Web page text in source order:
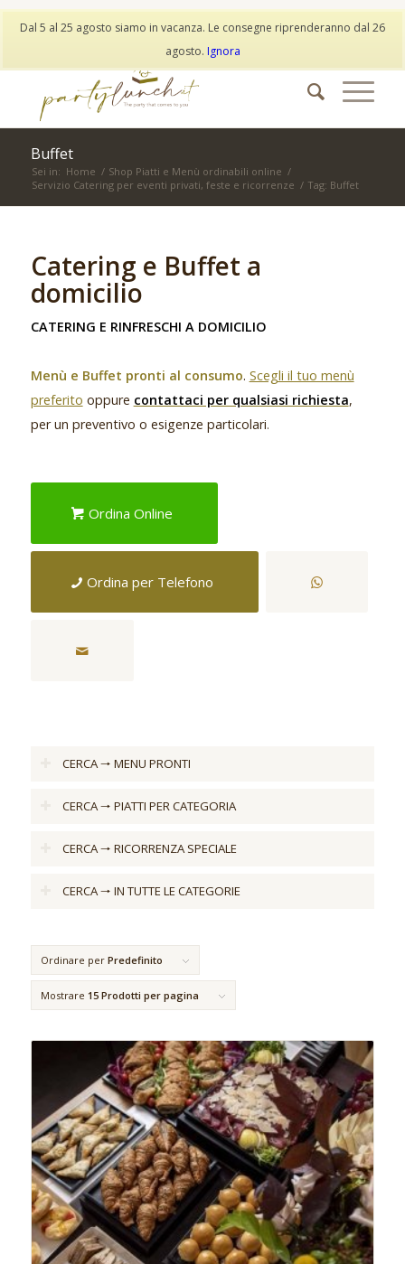
My Account
Wishlist
Buffet
Sei in: Home / Shop Piatti e Menù ordinabili online /
Servizio Catering per eventi privati, feste e ricorrenze / Tag: Buffet
Catering e Buffet a
domicilio
CATERING E RINFRESCHI A DOMICILIO
Menù e Buffet pronti al consumo. Scegli il tuo menù
preferito oppure contattaci per qualsiasi richiesta,
per un preventivo o esigenze particolari.
Ordina Online
Ordina per Telefono
CERCA 🠒 MENU PRONTI
CERCA 🠒 PIATTI PER CATEGORIA
CERCA 🠒 RICORRENZA SPECIALE
CERCA 🠒 IN TUTTE LE CATEGORIE
Ordinare per Predefinito
Mostrare 15 Prodotti per pagina
Dal 5 al 25 agosto siamo in vacanza. Le consegne riprenderanno dal 26
agosto. Ignora